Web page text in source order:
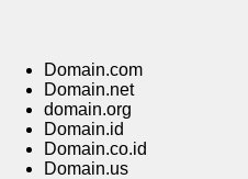
Domain.com
Domain.net
domain.org
Domain.id
Domain.co.id
Domain.us